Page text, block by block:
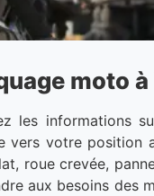
moto
les
votre position
roue crevée,
aux besoins des